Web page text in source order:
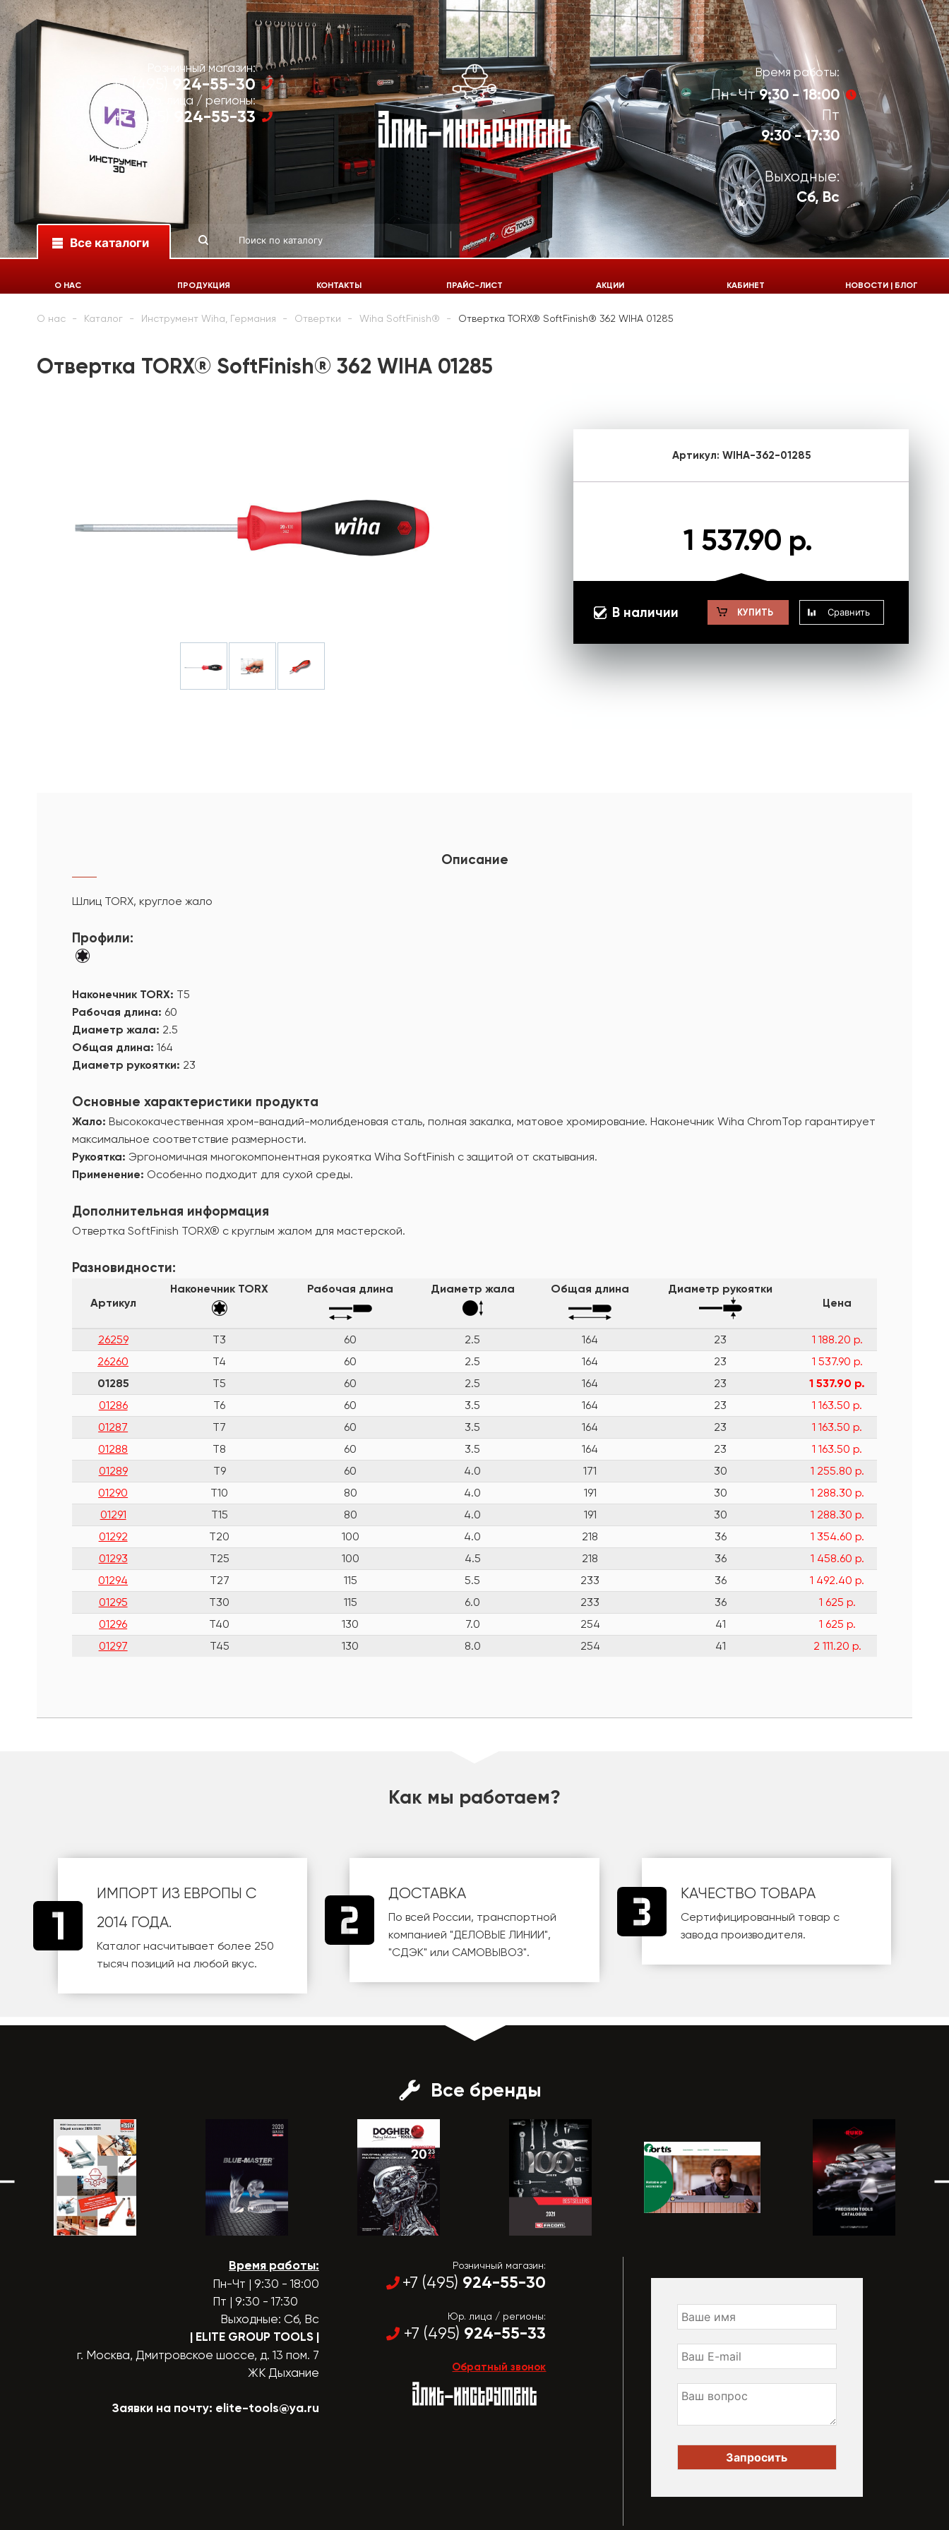
Розничный магазин:
+7 (495) 924-55-30
Юр. лица / регионы:
+7 (495) 924-55-33
Время работы:
Пн-Чт9:30 - 18:00
Пт
9:30 - 17:30
Выходные:
Сб, Вс
Все каталоги
924-55-33
О НАС ПРОДУКЦИЯ КОНТАКТЫ ПРАЙС-ЛИСТ АКЦИИ КАБИНЕТ НОВОСТИ | БЛОГ
О нас Каталог Инструмент Wiha, Германия Отвертки Wiha SoftFinish® Отвертка TORX® SoftFinish® 362 WIHA 01285
Отвертка TORX® SoftFinish® 362 WIHA 01285
Артикул: WIHA-362-01285
1 537.90 р.
В наличии КУПИТЬ Сравнить
Описание
Шлиц TORX, круглое жало
Профили:
Наконечник TORX: T5
Рабочая длина: 60
Диаметр жала: 2.5
Общая длина: 164
Диаметр рукоятки: 23
Основные характеристики продукта
Жало: Высококачественная хром-ванадий-молибденовая сталь, полная закалка, матовое хромирование. Наконечник Wiha ChromTop гарантирует
максимальное соответствие размерности.
Рукоятка: Эргономичная многокомпонентная рукоятка Wiha SoftFinish с защитой от скатывания.
Применение: Особенно подходит для сухой среды.
Дополнительная информация
Отвертка SoftFinish TORX® с круглым жалом для мастерской.
Разновидности:
Артикул
Наконечник TORX Рабочая длина Диаметр жала Общая длина
Диаметр рукоятки
Цена
26259 T3 60 2.5 164 23
1 188.20 р.
26260
T4 60 2.5 164 23
1 537.90 р.
01285
T5 60 2.5 164 23
1 537.90 р.
01286
T6 60 3.5 164 23
1 163.50 р.
01287
T7 60 3.5 164 23
1 163.50 р.
01288
T8 60 3.5 164 23
1 163.50 р.
01289
T9 60 4.0 171 30
1 255.80 р.
01290
T10 80 4.0 191 30
1 288.30 р.
01291
T15 80 4.0 191 30
1 288.30 р.
01292
T20 100 4.0 218 36
1 354.60 р.
01293
T25 100 4.5 218 36
1 458.60 р.
01294
T27 115 5.5 233 36
1 492.40 р.
01295
T30 115 6.0 233 36
1 625 р.
01296
T40 130 7.0 254 41
1 625 р.
01297
T45 130 8.0 254 41 2 111.20 р.
Как мы работаем?
ИМПОРТ ИЗ ЕВРОПЫ С
2014 ГОДА.
Каталог насчитывает более 250
тысяч позиций на любой вкус.
ДОСТАВКА
По всей России, транспортной
компанией"ДЕЛОВЫЕ ЛИНИИ",
"СДЭК" или САМОВЫВОЗ".
КАЧЕСТВО ТОВАРА
Сертифицированный товар с
завода производителя.
Все бренды
Время работы:
Пн-Чт | 9:30 - 18:00
Пт | 9:30 - 17:30
Выходные: Сб, Вс
| ELITE GROUP TOOLS |
г. Москва, Дмитровское шоссе, д. 13 пом. 7
ЖК Дыхание
Заявки на почту: elite-tools@ya.ru
Розничный магазин:
+7 (495) 924-55-30
Юр. лица / регионы:
+7 (495) 924-55-33
Обратный звонок